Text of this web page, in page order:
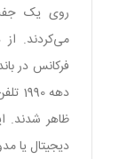
ظاهر شدند.
دیجیتال یا